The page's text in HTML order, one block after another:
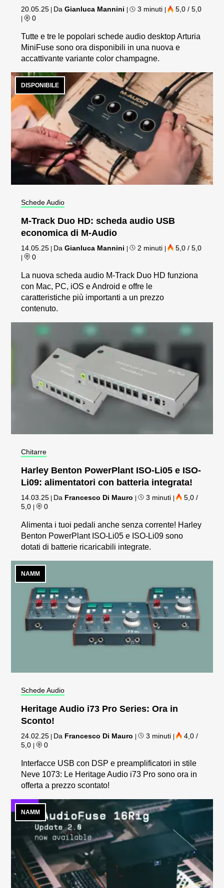
20.05.25 DaGianluca Mannini | 3 minuti | 5,0 / 5,0
| 0
Tutte e tre le popolari schede audio desktop Arturia
MiniFuse sono ora disponibili in una nuova e
accattivante variante color champagne.
DISPONIBILE
Schede Audio
M-Track Duo HD: scheda audio USB
economica di M-Audio
14.05.25 | DaGianluca Mannini | 2 minuti | 5,0 / 5,0
| 0
La nuova scheda audio M-Track Duo HD funziona
con Mac, PC, iOS e Android e offre le
caratteristiche più importanti a un prezzo
contenuto.
Chitarre
Harley Benton PowerPlant ISO-Li05 e ISO-
Li09: alimentatori con batteria integrata!
14.03.25 | Da Francesco Di Mauro | 3 minuti |
5,0 /
5,0 | 0
Alimenta i tuoi pedali anche senza corrente! Harley
Benton PowerPlant ISO-Li05 e ISO-Li09 sono
dotati di batterie ricaricabili integrate.
NAMM
Schede Audio
Heritage Audio i73 Pro Series: Ora in
Sconto!
24.02.25 | Da Francesco Di Mauro | 3 minuti |
4,0 /
5,0 | 0
Interfacce USB con DSP e preamplificatori in stile
Neve 1073: Le Heritage Audio i73 Pro sono ora in
offerta a prezzo scontato!
NAMM